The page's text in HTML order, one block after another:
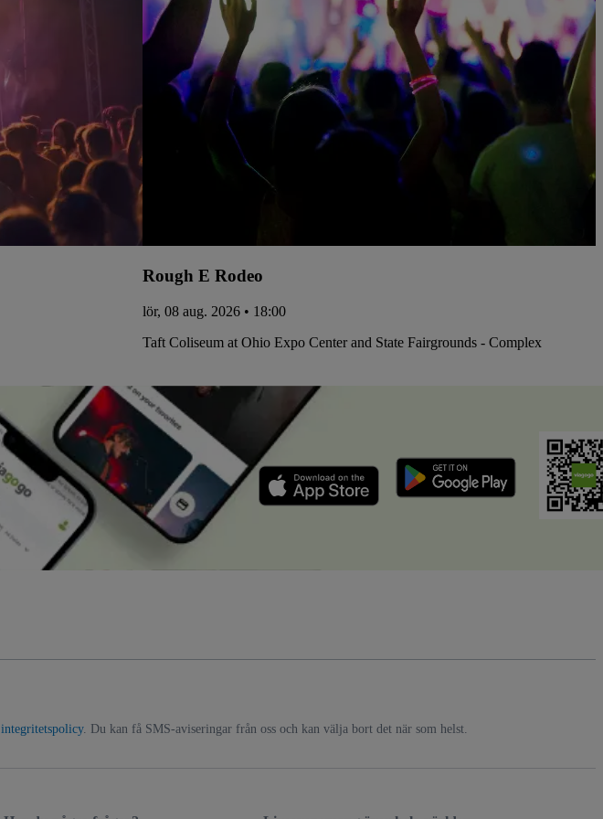
Rough E Rodeo
lör, 08 aug. 2026 • 18:00
Taft Coliseum at Ohio Expo Center and State Fairgrounds - Complex
integritetspolicy. Du kan få SMS-aviseringar från oss och kan välja bort det när som helst.